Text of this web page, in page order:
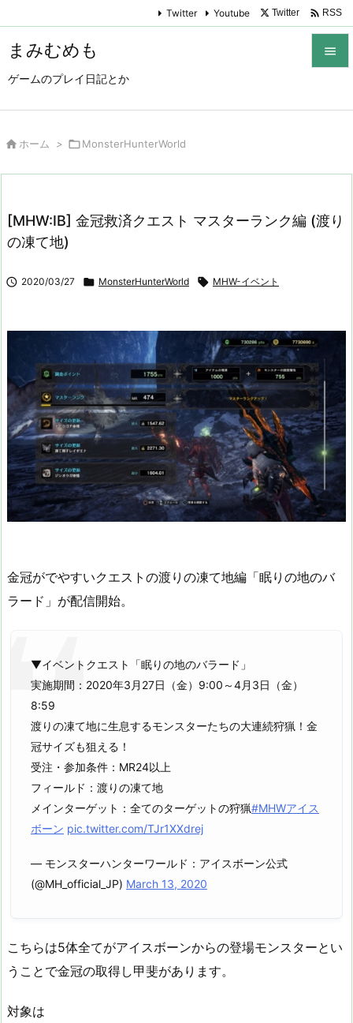
まみむめも
ゲームのプレイ日記とか

次へ
Twitter Youtube Twitter  RSS
 ホーム > MonsterHunterWorld
[MHW:IB] 金冠救済クエスト マスターランク編 (渡り
の凍て地)
 2020/03/27  MonsterHunterWorld  MHW-イベント
金冠がでやすいクエストの渡りの凍て地編「眠りの地のバ
ラード」が配信開始。
▼イベントクエスト「眠りの地のバラード」
実施期間：2020年3月27日（金）9:00～4月3日（金）
8:59
渡りの凍て地に生息するモンスターたちの大連続狩猟！金
冠サイズも狙える！
受注・参加条件：MR24以上
フィールド：渡りの凍て地
メインターゲット：全てのターゲットの狩猟#MHWアイス
ボーン pic.twitter.com/TJr1XXdrej
— モンスターハンターワールド：アイスボーン公式
(@MH_official_JP) March 13, 2020
こちらは5体全てがアイスボーンからの登場モンスターとい
うことで金冠の取得し甲斐があります。
対象は